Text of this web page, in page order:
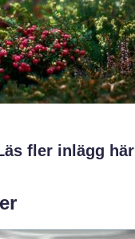
fler inlägg här